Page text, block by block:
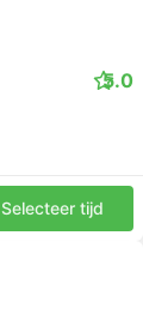
5.0
Selecteer tijd